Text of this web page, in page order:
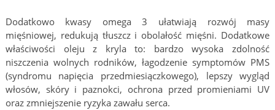
Dodatkowo kwasy omega 3 ułatwiają rozwój masy
mięśniowej, redukują tłuszcz i obolałość mięśni. Dodatkowe
właściwości oleju z kryla to: bardzo wysoka zdolność
niszczenia wolnych rodników, łagodzenie symptomów PMS
(syndromu napięcia przedmiesiączkowego), lepszy wygląd
włosów, skóry i paznokci, ochrona przed promieniami UV
oraz zmniejszenie ryzyka zawału serca.